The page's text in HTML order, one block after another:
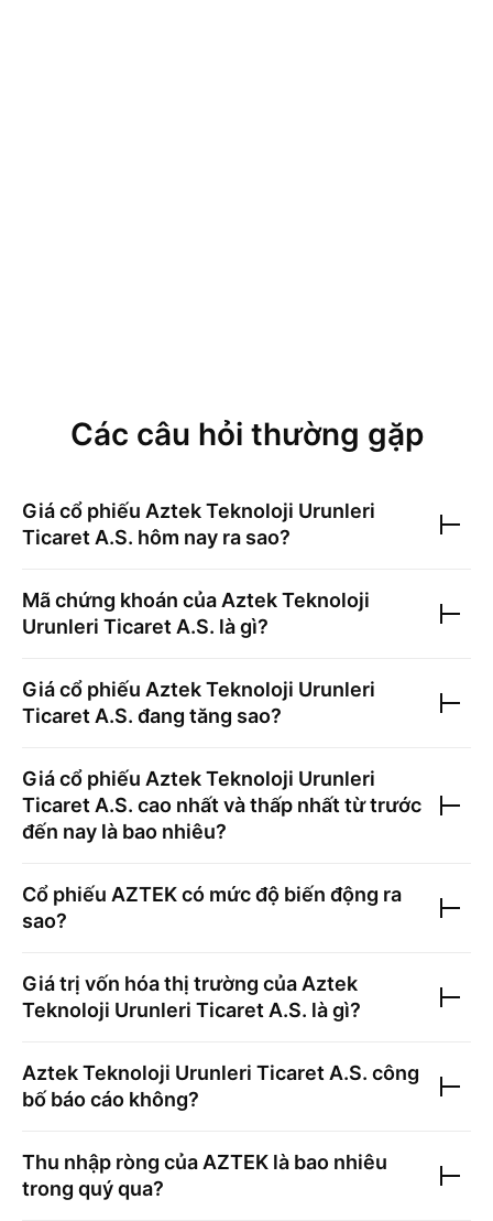
Các câu hỏi thường gặp
Giá cổ phiếu Aztek Teknoloji Urunleri
Ticaret A.S. hôm nay ra sao?
Mã chứng khoán của Aztek Teknoloji
Urunleri Ticaret A.S. là gì?
Giá cổ phiếu Aztek Teknoloji Urunleri
Ticaret A.S. đang tăng sao?
Giá cổ phiếu Aztek Teknoloji Urunleri
Ticaret A.S. cao nhất và thấp nhất từ trước
đến nay là bao nhiêu?
Cổ phiếu AZTEKcó mức độ biến động ra
sao?
Giá trị vốn hóa thị trường của Aztek
Teknoloji Urunleri Ticaret A.S. là gì?
Aztek Teknoloji Urunleri Ticaret A.S. công
bố báo cáo không?
Thu nhập ròng của AZTEK là bao nhiêu
trong quý qua?